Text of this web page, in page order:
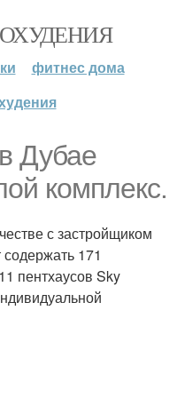
фитнес дома
Дубае
комплекс.
с застройщиком
171
пентхаусов Sky